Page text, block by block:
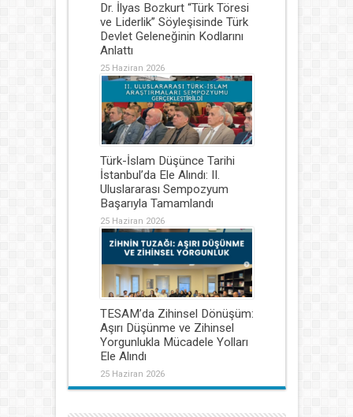
Dr. İlyas Bozkurt “Türk Töresi
ve Liderlik” Söyleşisinde Türk
Devlet Geleneğinin Kodlarını
Anlattı
25 Haziran 2026
Türk-İslam Düşünce Tarihi
İstanbul’da Ele Alındı: II.
Uluslararası Sempozyum
Başarıyla Tamamlandı
25 Haziran 2026
TESAM’da Zihinsel Dönüşüm:
Aşırı Düşünme ve Zihinsel
Yorgunlukla Mücadele Yolları
Ele Alındı
25 Haziran 2026